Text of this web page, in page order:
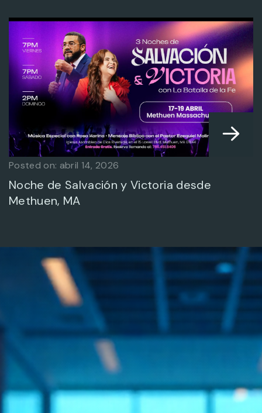
Posted on: marzo 13, 2024
El día de Dios